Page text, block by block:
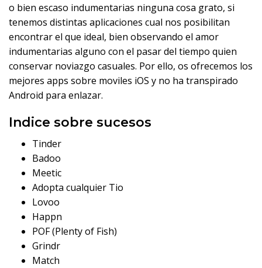
o bien escaso indumentarias ninguna cosa grato, si
tenemos distintas aplicaciones cual nos posibilitan
encontrar el que ideal, bien observando el amor
indumentarias alguno con el pasar del tiempo quien
conservar noviazgo casuales. Por ello, os ofrecemos los
mejores apps sobre moviles iOS y no ha transpirado
Android para enlazar.
Indice sobre sucesos
Tinder
Badoo
Meetic
Adopta cualquier Tio
Lovoo
Happn
POF (Plenty of Fish)
Grindr
Match